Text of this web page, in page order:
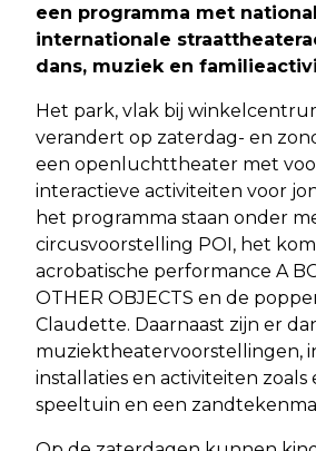
een programma met
internationale
dans, muziek en
Het park, vlak bij
verandert op zaterdag- en
een openluchttheater met
interactieve activiteiten voor
het programma staan onder
circusvoorstelling POI, het
acrobatische performance A
OTHER OBJECTS en de
Claudette. Daarnaast zijn er
muziektheatervoorstellingen,
installaties en activiteiten zoals
speeltuin en een